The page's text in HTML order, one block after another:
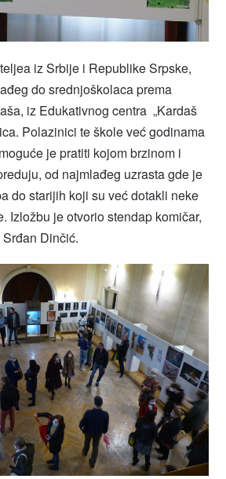
iz Srbije i Republike Srpske,
do srednjoškolaca prema
iz Edukativnog centra „Kardaš
Polazinici te škole već godinama
je pratiti kojom brzinom i
od najmlađeg uzrasta gde je
do starijih koji su već dotakli neke
Izložbu je otvorio stendap komičar,
Dinčić.